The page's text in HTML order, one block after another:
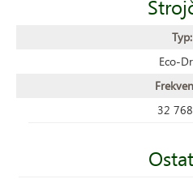
Typ:
Eco-
32